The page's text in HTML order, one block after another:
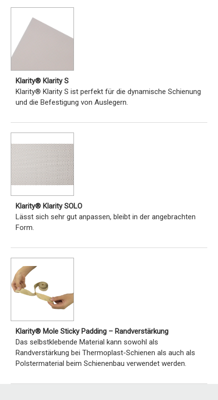
Klarity® Klarity S
Klarity® Klarity S ist perfekt für die dynamische Schienung
und die Befestigung von Auslegern.
Klarity® Klarity SOLO
Lässt sich sehr gut anpassen, bleibt in der angebrachten
Form.
Klarity® Mole Sticky Padding – Randverstärkung
Das selbstklebende Material kann sowohl als
Randverstärkung bei Thermoplast-Schienen als auch als
Polstermaterial beim Schienenbau verwendet werden.